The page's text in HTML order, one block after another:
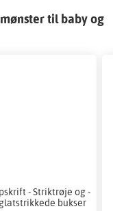
til baby og
- Striktrøje og -
bukser